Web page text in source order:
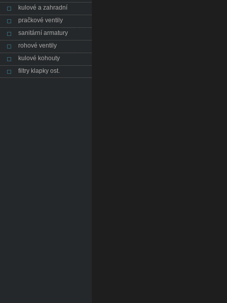
kulové a zahradní
pračkové ventily
sanitární armatury
rohové ventily
kulové kohouty
filtry klapky ost.